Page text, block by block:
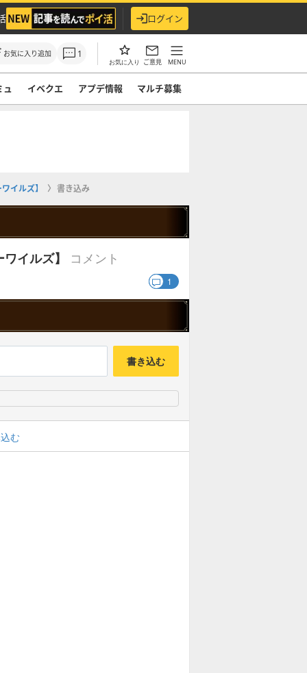
ログイン
お気に入り追加 1
お気に入り ご意見 MENU
ュ イベクエ アプデ情報 マルチ募集
イルズ】 書き込み
イルズ】 コメント
1
書き込む
む